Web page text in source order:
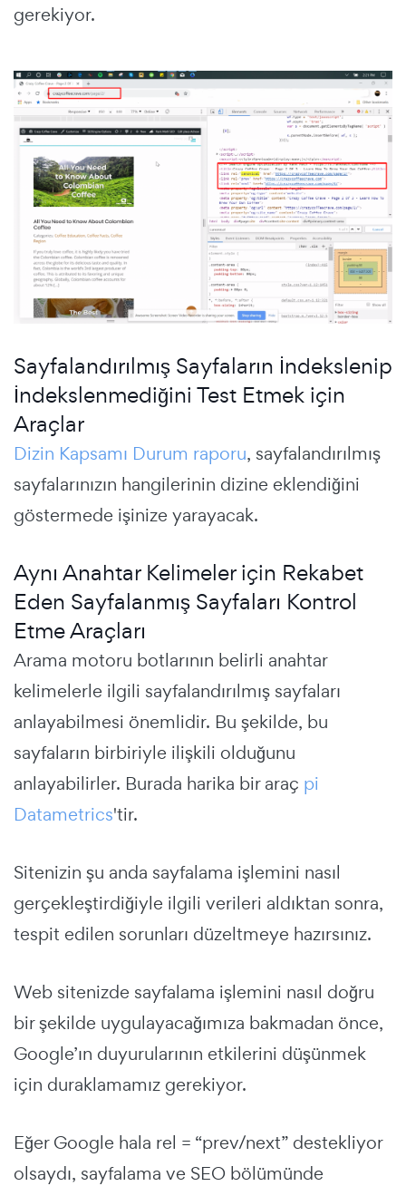
gerekiyor.
Sayfalandırılmış Sayfaların İndekslenip
İndekslenmediğini Test Etmek için
Araçlar
Dizin Kapsamı Durum raporu, sayfalandırılmış
sayfalarınızın hangilerinin dizine eklendiğini
göstermede işinize yarayacak.
Aynı Anahtar Kelimeler için Rekabet
Eden Sayfalanmış Sayfaları Kontrol
Etme Araçları
Arama motoru botlarının belirli anahtar
kelimelerle ilgili sayfalandırılmış sayfaları
anlayabilmesi önemlidir. Bu şekilde, bu
sayfaların birbiriyle ilişkili olduğunu
anlayabilirler. Burada harika bir araç pi
Datametrics'tir.
Sitenizin şu anda sayfalama işlemini nasıl
gerçekleştirdiğiyle ilgili verileri aldıktan sonra,
tespit edilen sorunları düzeltmeye hazırsınız.
Web sitenizde sayfalama işlemini nasıl doğru
bir şekilde uygulayacağımıza bakmadan önce,
Google’ın duyurularının etkilerini düşünmek
için duraklamamız gerekiyor.
Eğer Google hala rel = “prev/next” destekliyor
olsaydı, sayfalama ve SEO bölümünde